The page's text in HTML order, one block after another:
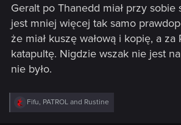
Geralt po Thanedd miał przy sobie
jest mniej więcej tak samo
że miał kuszę wałową i kopię, a za
katapultę. Nigdzie wszak nie jest
nie było.
R
e
Fifu, PATROL and Rustine